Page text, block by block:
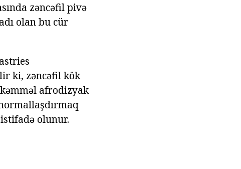
zəncəfil pivə
olan bu cür
ki, zəncəfil kök
afrodizyak
olunur.